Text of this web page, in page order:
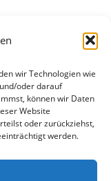
wir Technologien wie
oder darauf
können wir Daten
Website
oder zurückziehst,
werden.